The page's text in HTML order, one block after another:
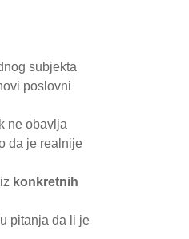
subjekta
poslovni
ne obavlja
da je realnije
konkretnih
pitanja da li je